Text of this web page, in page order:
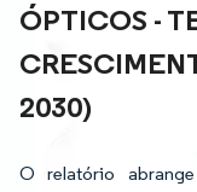
ÓPTICOS -
2030)
O relatório